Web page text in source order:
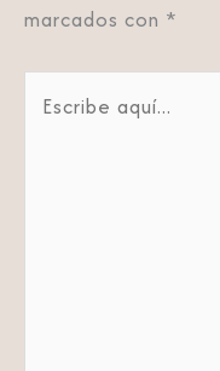
marcados con *